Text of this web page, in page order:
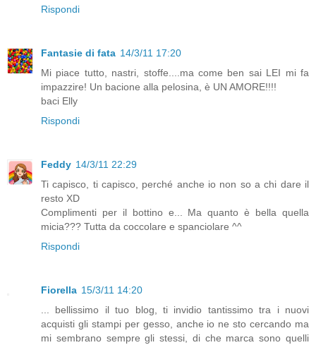
Rispondi
Fantasie di fata 14/3/11 17:20
Mi piace tutto, nastri, stoffe....ma come ben sai LEI mi fa
impazzire! Un bacione alla pelosina, è UN AMORE!!!!
baci Elly
Rispondi
Feddy 14/3/11 22:29
Ti capisco, ti capisco, perché anche io non so a chi dare il
resto XD
Complimenti per il bottino e... Ma quanto è bella quella
micia??? Tutta da coccolare e spanciolare ^^
Rispondi
Fiorella 15/3/11 14:20
... bellissimo il tuo blog, ti invidio tantissimo tra i nuovi
acquisti gli stampi per gesso, anche io ne sto cercando ma
mi sembrano sempre gli stessi, di che marca sono quelli